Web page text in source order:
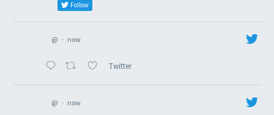
Follow
@ · now
Twitter
@ · now